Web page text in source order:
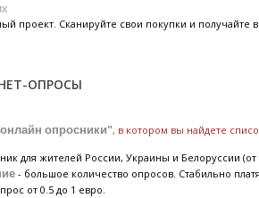
проект. Сканируйте свои покупки и
ОПРОСЫ
опросники", в котором вы найдете
для жителей России, Украины и Белоруссии
- большое количество опросов. Стабильно
от 0.5 до 1 евро.